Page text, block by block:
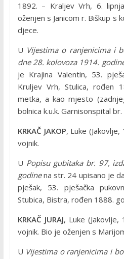
1892. – Kraljev Vrh, 6.
oženjen s Janicom r. Biškup s
djece.
U Vijestima o ranjenicima i
dne 28. kolovoza 1914.
je Krajina Valentin, 53.
Kruljev Vrh, Stulica, rođen
metka, a kao mjesto
bolnica k.u.k. Garnisonspital
KRKAČ JAKOP, Luke
vojnik.
U Popisu gubitaka br. 97,
godinena str. 24 upisano je
pješak, 53. pješačka
Stubica, Bistra, rođen 1888.
KRKAČ JURAJ, Luke
vojnik. Bio je oženjen s
U Vijestima o ranjenicima i